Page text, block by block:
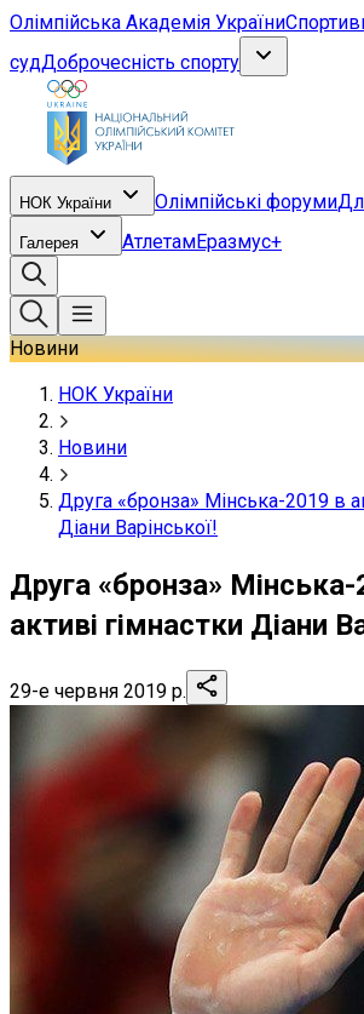
Олімпійська Академія України
судДоброчесність спорту
НОК України Олімпійські форуми
Галерея АтлетамЕразмус+
Новини
НОК України
Новини
Друга «бронза» Мінська-2019 в
Діани Варінської!
Друга «бронза»
активі гімнастки Діани
29-е червня 2019 р.